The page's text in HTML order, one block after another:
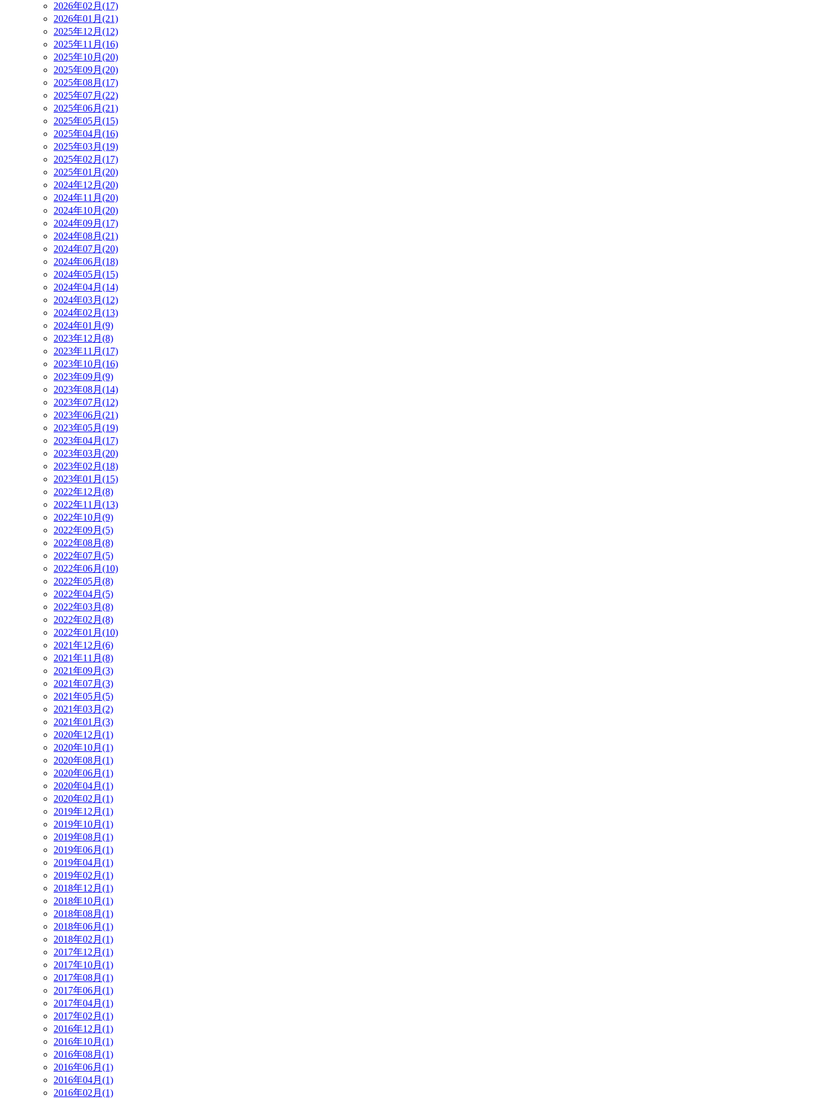
2026年02月(17)
2026年01月(21)
2025年12月(12)
2025年11月(16)
2025年10月(20)
2025年09月(20)
2025年08月(17)
2025年07月(22)
2025年06月(21)
2025年05月(15)
2025年04月(16)
2025年03月(19)
2025年02月(17)
2025年01月(20)
2024年12月(20)
2024年11月(20)
2024年10月(20)
2024年09月(17)
2024年08月(21)
2024年07月(20)
2024年06月(18)
2024年05月(15)
2024年04月(14)
2024年03月(12)
2024年02月(13)
2024年01月(9)
2023年12月(8)
2023年11月(17)
2023年10月(16)
2023年09月(9)
2023年08月(14)
2023年07月(12)
2023年06月(21)
2023年05月(19)
2023年04月(17)
2023年03月(20)
2023年02月(18)
2023年01月(15)
2022年12月(8)
2022年11月(13)
2022年10月(9)
2022年09月(5)
2022年08月(8)
2022年07月(5)
2022年06月(10)
2022年05月(8)
2022年04月(5)
2022年03月(8)
2022年02月(8)
2022年01月(10)
2021年12月(6)
2021年11月(8)
2021年09月(3)
2021年07月(3)
2021年05月(5)
2021年03月(2)
2021年01月(3)
2020年12月(1)
2020年10月(1)
2020年08月(1)
2020年06月(1)
2020年04月(1)
2020年02月(1)
2019年12月(1)
2019年10月(1)
2019年08月(1)
2019年06月(1)
2019年04月(1)
2019年02月(1)
2018年12月(1)
2018年10月(1)
2018年08月(1)
2018年06月(1)
2018年02月(1)
2017年12月(1)
2017年10月(1)
2017年08月(1)
2017年06月(1)
2017年04月(1)
2017年02月(1)
2016年12月(1)
2016年10月(1)
2016年08月(1)
2016年06月(1)
2016年04月(1)
2016年02月(1)